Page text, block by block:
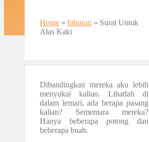
Home » hiburan » Surat Untuk
Alas Kaki
Dibandingkan mereka aku lebih
menyukai kalian. Lihatlah di
dalam lemari, ada berapa pasang
kalian? Sementara mereka?
Hanya beberapa potong dan
beberapa buah.